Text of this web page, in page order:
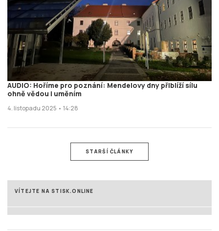
AUDIO: Hoříme pro poznání: Mendelovy dny přiblíží sílu
ohně vědou i uměním
4. listopadu 2025 • 14:28
STARŠÍ ČLÁNKY
VÍTEJTE NA STISK.ONLINE